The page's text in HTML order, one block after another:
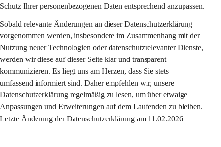
Schutz Ihrer personenbezogenen Daten entsprechend anzupassen.
Sobald relevante Änderungen an dieser Datenschutzerklärung
vorgenommen werden, insbesondere im Zusammenhang mit der
Nutzung neuer Technologien oder datenschutzrelevanter Dienste,
werden wir diese auf dieser Seite klar und transparent
kommunizieren. Es liegt uns am Herzen, dass Sie stets
umfassend informiert sind. Daher empfehlen wir, unsere
Datenschutzerklärung regelmäßig zu lesen, um über etwaige
Anpassungen und Erweiterungen auf dem Laufenden zu bleiben.
Letzte Änderung der Datenschutzerklärung am 11.02.2026.